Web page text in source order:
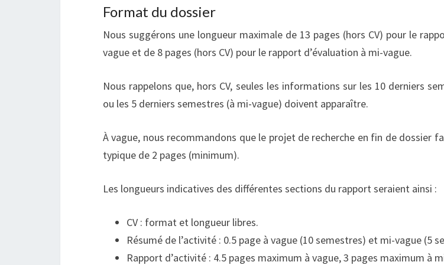
Format du dossier
Nous suggérons une longueur maximale de 13 pages (hors CV) pour le
vague et de 8 pages (hors CV) pour le rapport d’évaluation à mi-vague.
Nous rappelons que, hors CV, seules les informations sur les 10 derniers
ou les 5 derniers semestres (à mi-vague) doivent apparaître.
À vague, nous recommandons que le projet de recherche en fin de dossier
typique de 2 pages (minimum).
Les longueurs indicatives des différentes sections du rapport seraient ainsi :
CV : format et longueur libres.
Résumé de l’activité : 0.5 page à vague (10 semestres) et mi-vague (5
Rapport d’activité : 4.5 pages maximum à vague, 3 pages maximum à